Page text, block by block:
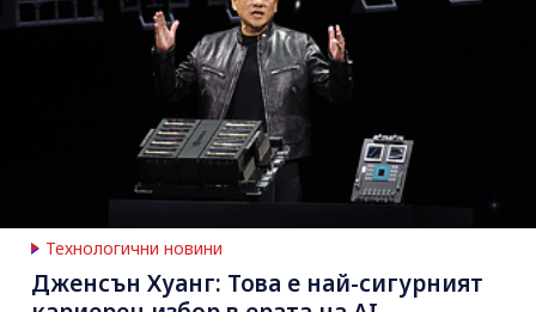
Технологични новини
Дженсън Хуанг: Това е най-сигурният